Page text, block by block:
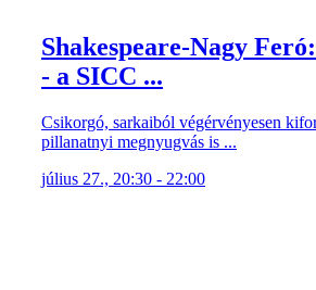
Shakespeare-Nagy
- a SICC ...
Csikorgó, sarkaiból végérvényesen
pillanatnyi megnyugvás is ...
július 27., 20:30 - 22:00